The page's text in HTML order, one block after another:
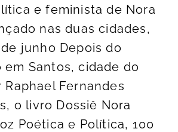
e feminista de Nora
nas duas cidades,
junho Depois do
em Santos, cidade do
Fernandes
o livro Dossiê Nora
Poética e Política, 100